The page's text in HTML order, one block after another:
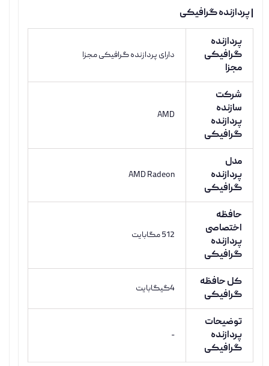
| پردازنده گرافیکی
پردازنده
گرافیکی
مجزا
دارای پردازنده گرافیکی مجزا
شرکت
سازنده
پردازنده
گرافیکی
AMD
مدل
پردازنده
گرافیکی
AMD Radeon
حافظه
اختصاصی
پردازنده
گرافیکی
512 مگابایت
کل حافظه
گرافیکی
4گیگابایت
توضیحات
پردازنده
گرافیکی
-